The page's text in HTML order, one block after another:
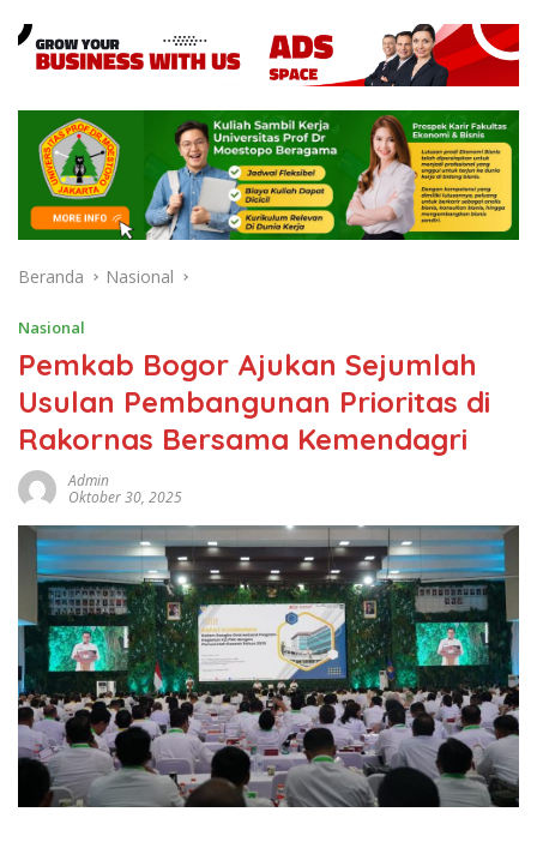
Beranda Nasional
Nasional
Pemkab Bogor Ajukan Sejumlah
Usulan Pembangunan Prioritas di
Rakornas Bersama Kemendagri
Admin
Oktober 30, 2025